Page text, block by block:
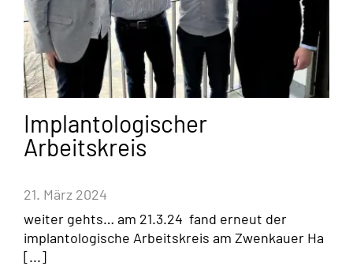
Implantologischer
Arbeitskreis
21. März 2024
weiter gehts… am 21.3.24 fand erneut der
implantologische Arbeitskreis am Zwenkauer Ha
[...]